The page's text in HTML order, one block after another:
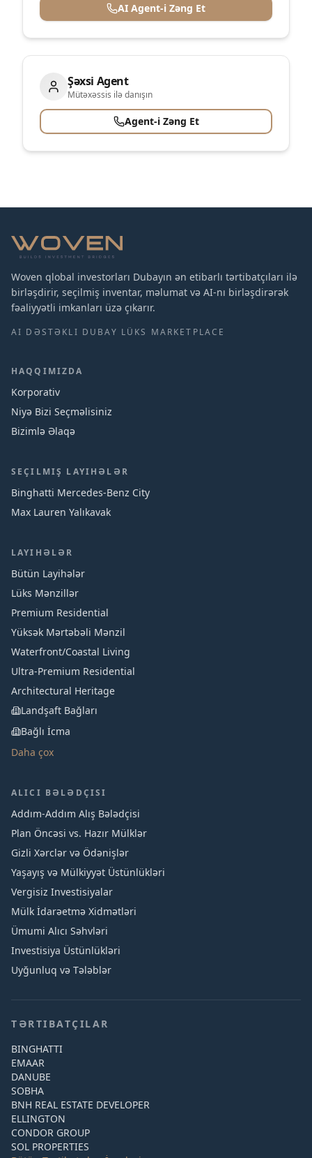
AI Agent-i Zəng Et
Şəxsi Agent
Mütəxəssis ilə danışın
Agent-i Zəng Et
Woven qlobal investorları Dubayın ən etibarlı tərtibatçıları ilə
birləşdirir, seçilmiş inventar, məlumat və AI-nı birləşdirərək
fəaliyyətli imkanları üzə çıkarır.
AI DƏSTƏKLI DUBAY LÜKS MARKETPLACE
HAQQIMIZDA
Korporativ
Niyə Bizi Seçməlisiniz
Bizimlə Əlaqə
SEÇILMIŞ LAYIHƏLƏR
Binghatti Mercedes‑Benz City
Max Lauren Yalıkavak
LAYIHƏLƏR
Bütün Layihələr
Lüks Mənzillər
Premium Residential
Yüksək Mərtəbəli Mənzil
Waterfront/Coastal Living
Ultra-Premium Residential
Architectural Heritage
Landşaft Bağları
Bağlı İcma
Daha çox
ALICI BƏLƏDÇISI
Addım-Addım Alış Bələdçisi
Plan Öncəsi vs. Hazır Mülklər
Gizli Xərclər və Ödənişlər
Yaşayış və Mülkiyyət Üstünlükləri
Vergisiz Investisiyalar
Mülk İdarəetmə Xidmətləri
Ümumi Alıcı Səhvləri
Investisiya Üstünlükləri
Uyğunluq və Tələblər
TƏRTIBATÇILAR
BINGHATTI
EMAAR
DANUBE
SOBHA
BNH REAL ESTATE DEVELOPER
ELLINGTON
CONDOR GROUP
SOL PROPERTIES